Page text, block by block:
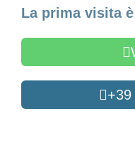
La prima visita
+39